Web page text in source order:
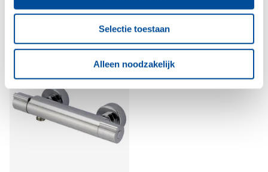
Selectie toestaan
Alleen noodzakelijk
SV filters 3/4 in